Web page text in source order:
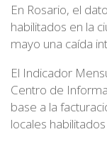
En Rosario, el
habilitados en la
mayo una caída
El Indicador
Centro de
base a la
locales